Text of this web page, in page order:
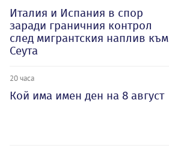
Италия и Испания в спор
заради граничния контрол
след мигрантския наплив към
Сеута
20 часа
Кой има имен ден на 8 август